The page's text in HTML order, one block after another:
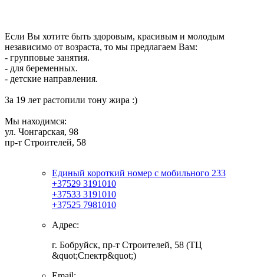
Если Вы хотите быть здоровым, красивым и молодым
независимо от возраста, то мы предлагаем Вам:
- групповые занятия.
- для беременных.
- детские направления.
За 19 лет растопили тону жира :)
Мы находимся:
ул. Чонгарская, 98
пр-т Строителей, 58
Единый короткий номер с мобильного 233
+37529 3191010
+37533 3191010
+37525 7981010
Адрес:
г. Бобруйск, пр-т Строителей, 58 (ТЦ
&quot;Спектр&quot;)